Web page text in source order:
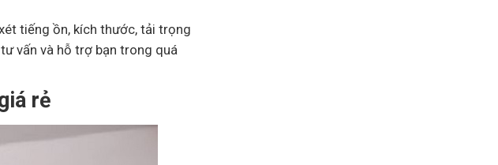
tiếng ồn, kích thước, tải trọng
vấn và hỗ trợ bạn trong quá
rẻ